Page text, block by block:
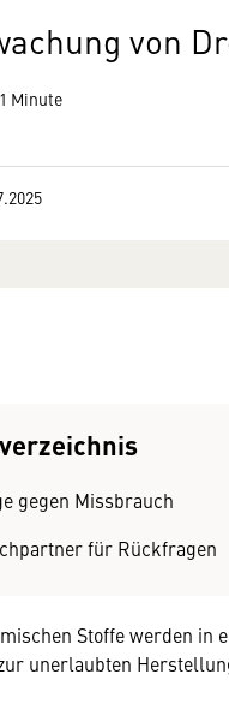
von
Minute
gegen Missbrauch
für Rückfragen
Stoffe werden in
unerlaubten